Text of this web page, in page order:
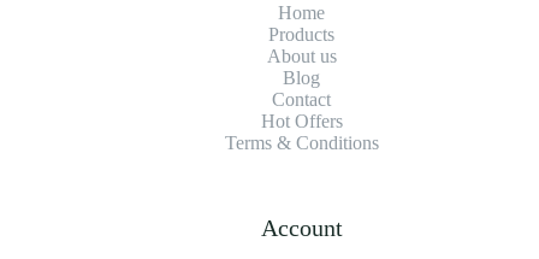
Home
Products
About us
Blog
Contact
Hot Offers
Terms & Conditions
Account